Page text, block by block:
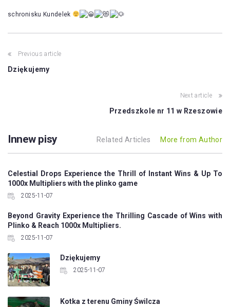
schronisku Kundelek
Post
navigation
Previous article
Dziękujemy
Next article
Przedszkole nr 11 w Rzeszowie
Innew pisy Related Articles More from Author
Celestial Drops Experience the Thrill of Instant Wins & Up To
1000x Multipliers with the plinko game
2025-11-07
Beyond Gravity Experience the Thrilling Cascade of Wins with
Plinko & Reach 1000x Multipliers.
2025-11-07
Dziękujemy
2025-11-07
Kotka z terenu Gminy Świlcza